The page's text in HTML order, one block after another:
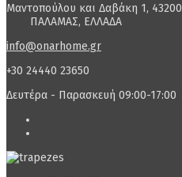
Μαντοπούλου και Δαβάκη 1, 43200
ΠΑΛΑΜΑΣ, ΕΛΛΑΔΑ
info@onarhome.gr
+30 24440 23650
Δευτέρα - Παρασκευή 09:00-17:00